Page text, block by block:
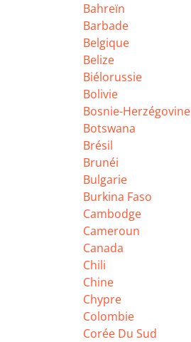
Bahreïn
Barbade
Belgique
Belize
Biélorussie
Bolivie
Bosnie-Herzégovine
Botswana
Brésil
Brunéi
Bulgarie
Burkina Faso
Cambodge
Cameroun
Canada
Chili
Chine
Chypre
Colombie
Corée Du Sud